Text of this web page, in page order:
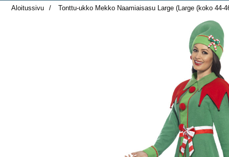
Aloitussivu
Tonttu-ukko Mekko Naamiaisasu Large (Large (koko 44-